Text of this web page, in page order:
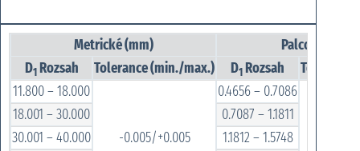
Metrické (mm)
Palcové (inch)
D1Rozsah Tolerance (min./max.) D1Rozsah
Tolerance
11.800 – 18.000
-0.005/+0.005
0.4656 – 0.7086
18.001 – 30.000
0.7087 – 1.1811
30.001 – 40.000
1.1812 – 1.5748